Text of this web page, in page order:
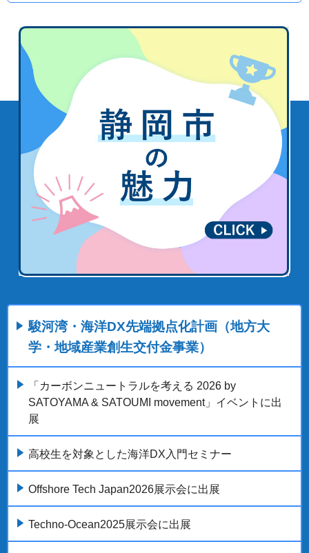
駿河湾・海洋DX先端拠点化計画（地方大
学・地域産業創生交付金事業）
「カーボンニュートラルを考える 2026 by
SATOYAMA & SATOUMI movement」イベントに出
展
高校生を対象とした海洋DX入門セミナー
Offshore Tech Japan2026展示会に出展
Techno-Ocean2025展示会に出展